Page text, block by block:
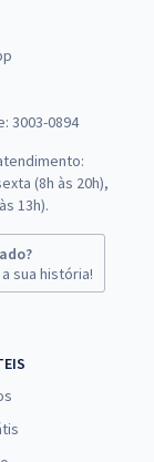
Sul - Químico
Sul - Técnico em
3003-0894
(8h às 20h),
13h).
sua história!